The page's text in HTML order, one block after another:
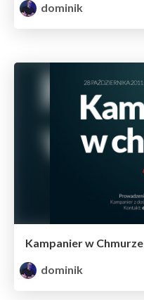
dominik
Kampanier w Chmurze
dominik